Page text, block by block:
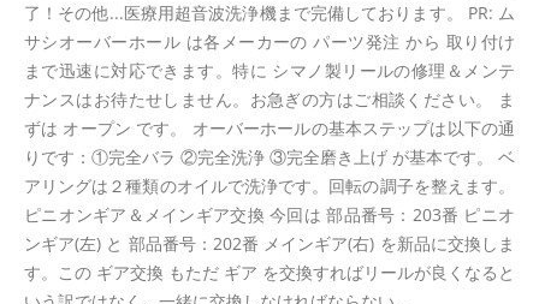
了！その他...医療用超音波洗浄機まで完備しております。 PR: ム
サシオーバーホール は各メーカーの パーツ発注 から 取り付け
まで迅速に対応できます。特に シマノ製リールの修理＆メンテ
ナンスはお待たせしません。お急ぎの方はご相談ください。 ま
ずは オープン です。 オーバーホールの基本ステップは以下の通
りです：①完全バラ ②完全洗浄 ③完全磨き上げ が基本です。 ベ
アリングは２種類のオイルで洗浄です。回転の調子を整えます。
ピニオンギア＆メインギア交換 今回は 部品番号：203番 ピニオ
ンギア(左) と 部品番号：202番 メインギア(右) を新品に交換しま
す。この ギア交換 もただ ギア を交換すればリールが良くなると